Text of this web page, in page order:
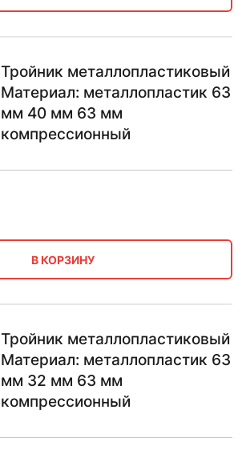
Тройник металлопластиковый
Материал: металлопластик 63
мм 40 мм 63 мм
компрессионный
В КОРЗИНУ
Тройник металлопластиковый
Материал: металлопластик 63
мм 32 мм 63 мм
компрессионный